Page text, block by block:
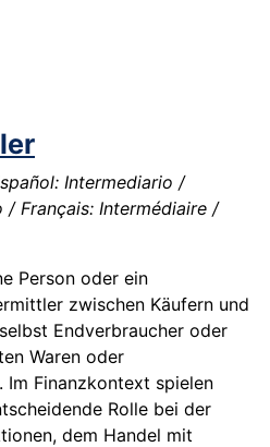
Intermediario /
/ Français: Intermédiaire /
Person oder ein
zwischen Käufern und
Endverbraucher oder
Waren oder
Im Finanzkontext spielen
Rolle bei der
dem Handel mit